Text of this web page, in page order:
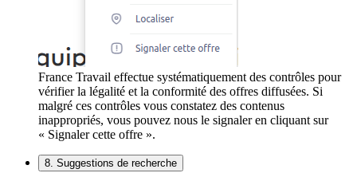
France Travail effectue systématiquement des contrôles pour
vérifier la légalité et la conformité des offres diffusées. Si
malgré ces contrôles vous constatez des contenus
inappropriés, vous pouvez nous le signaler en cliquant sur
« Signaler cette offre ».
8. Suggestions de recherche